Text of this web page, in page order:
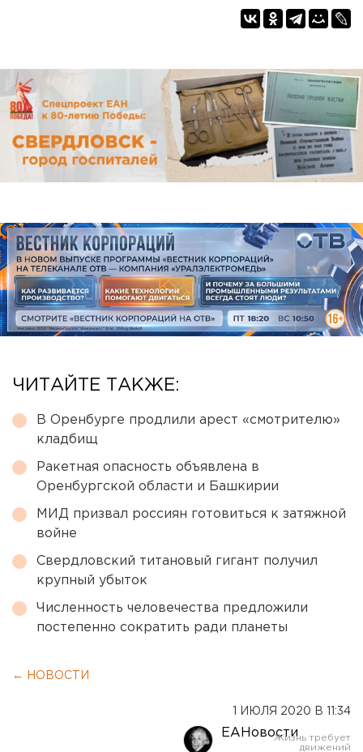
ЧИТАЙТЕ ТАКЖЕ:
В Оренбурге продлили арест «смотрителю»
кладбищ
Ракетная опасность объявлена в
Оренбургской области и Башкирии
МИД призвал россиян готовиться к затяжной
войне
Свердловский титановый гигант получил
крупный убыток
Численность человечества предложили
постепенно сократить ради планеты
← НОВОСТИ
1 ИЮЛЯ 2020 В 11:34
ЕАНовости